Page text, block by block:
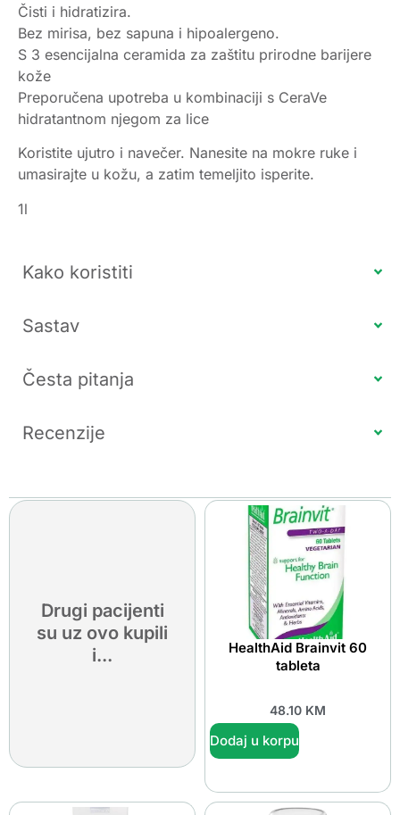
Čisti i hidratizira.
Bez mirisa, bez sapuna i hipoalergeno.
S 3 esencijalna ceramida za zaštitu prirodne barijere
kože
Preporučena upotreba u kombinaciji s CeraVe
hidratantnom njegom za lice
Koristite ujutro i navečer. Nanesite na mokre ruke i
umasirajte u kožu, a zatim temeljito isperite.
1l
Kako koristiti
Sastav
Česta pitanja
Recenzije
Drugi pacijenti
su uz ovo kupili
i...
HealthAid Brainvit 60
tableta
48.10 KM
Dodaj u korpu